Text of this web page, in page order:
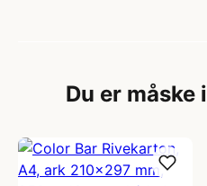
Du er måske